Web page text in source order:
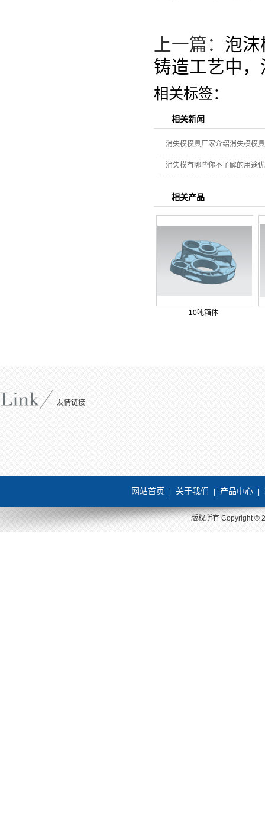
上一篇： 泡沫
铸造工艺中
相关标签：
相关新闻
消失模模具厂家介绍消失模模
消失模有哪些你不了解的用途
相关产品
10吨箱体
友情链接
网站首页 关于我们 产品中心
版权所有 Copyright ©